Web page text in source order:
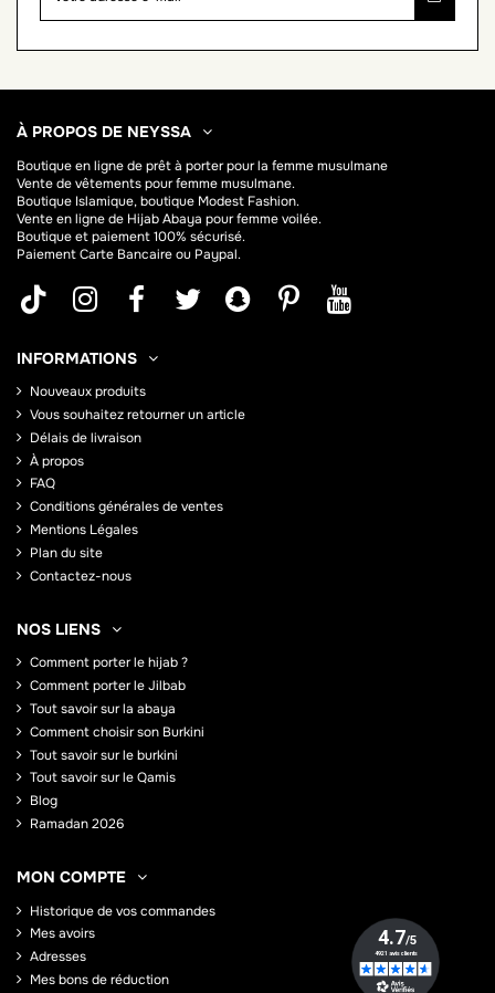
À PROPOS DE NEYSSA
Boutique en ligne deprêt à porter pour la femme musulmane
Vente de vêtements pour femme musulmane.
Boutique Islamique, boutique Modest Fashion.
Vente en ligne de HijabAbaya pour femme voilée.
Boutique et paiement 100% sécurisé.
Paiement Carte Bancaire ou Paypal.
INFORMATIONS
Nouveaux produits
Vous souhaitez retourner un article
Délais de livraison
À propos
FAQ
Conditions générales de ventes
Mentions Légales
Plan du site
Contactez-nous
NOS LIENS
Comment porter le hijab ?
Comment porter le Jilbab
Tout savoir sur la abaya
Comment choisir son Burkini
Tout savoir sur le burkini
Tout savoir sur le Qamis
Blog
Ramadan 2026
MON COMPTE
Historique de vos commandes
Mes avoirs
Adresses
Mes bons de réduction